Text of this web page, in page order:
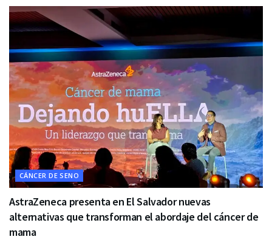
CÁNCER DE SENO
AstraZeneca presenta en El Salvador nuevas
alternativas que transforman el abordaje del cáncer de
mama